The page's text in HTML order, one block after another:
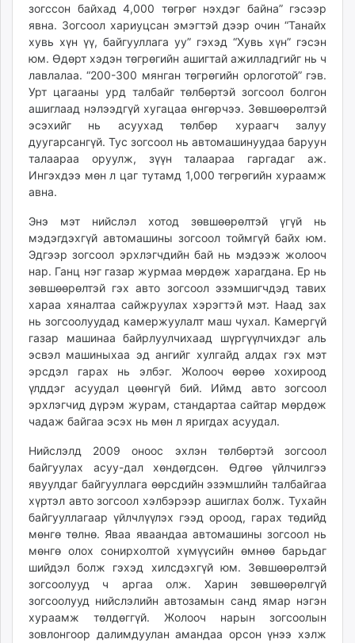
зогссон байхад 4,000 төгрөг нэхдэг байна” гэсээр
явна. Зогсоол хариуцсан эмэгтэй дээр очин “Танайх
хувь хүн үү, байгууллага уу” гэхэд “Хувь хүн” гэсэн
юм. Өдөрт хэдэн төгрөгийн ашигтай ажилладгийг нь ч
лавлалаа. “200-300 мянган төгрөгийн орлоготой” гэв.
Урт цагааны урд талбайг төлбөртэй зогсоол болгон
ашиглаад нэлээдгүй хугацаа өнгөрчээ. Зөвшөөрөлтэй
эсэхийг нь асуухад төлбөр хураагч залуу
дуугарсангүй. Тус зогсоол нь автомашинуудаа баруун
талаараа оруулж, зүүн талаараа гаргадаг аж.
Ингэхдээ мөн л цаг тутамд 1,000 төгрөгийн хураамж
авна.
Энэ мэт нийслэл хотод зөвшөөрөлтэй үгүй нь
мэдэгдэхгүй автомашины зогсоол тоймгүй байх юм.
Эдгээр зогсоол эрхлэгчдийн бай нь мэдээж жолооч
нар. Ганц нэг газар журмаа мөрдөж харагдана. Ер нь
зөвшөөрөлтэй гэх авто зогсоол эзэмшигчдэд тавих
хараа хяналтаа сайжруулах хэрэгтэй мэт. Наад зах
нь зогсоолуудад камержуулалт маш чухал. Камергүй
газар машинаа байрлуулчихаад шүргүүлчихдэг аль
эсвэл машиныхаа эд ангийг хулгайд алдах гэх мэт
эрсдэл гарах нь элбэг. Жолооч өөрөө хохироод
үлддэг асуудал цөөнгүй бий. Иймд авто зогсоол
эрхлэгчид дүрэм журам, стандартаа сайтар мөрдөж
чадаж байгаа эсэх нь мөн л яригдах асуудал.
Нийслэлд 2009 оноос эхлэн төлбөртэй зогсоол
байгуулах асуу-дал хөндөгдсөн. Өдгөө үйлчилгээ
явуулдаг байгууллага өөрсдийн эзэмшлийн талбайгаа
хүртэл авто зогсоол хэлбэрээр ашиглах болж. Тухайн
байгууллагаар үйлчлүүлэх гээд ороод, гарах төдийд
мөнгө төлнө. Яваа яваандаа автомашины зогсоол нь
мөнгө олох сонирхолтой хүмүүсийн өмнөө барьдаг
шийдэл болж гэхэд хилсдэхгүй юм. Зөвшөөрөлтэй
зогсоолууд ч аргаа олж. Харин зөвшөөрөлгүй
зогсоолууд нийслэлийн автозамын санд ямар нэгэн
хураамж төлдөггүй. Жолооч нарын зогсоолын
зовлонгоор далимдуулан амандаа орсон үнээ хэлж